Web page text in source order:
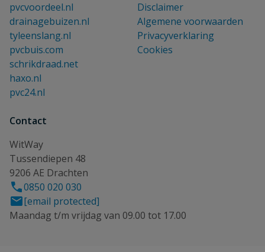
pvcvoordeel.nl
drainagebuizen.nl
tyleenslang.nl
pvcbuis.com
schrikdraad.net
haxo.nl
pvc24.nl
Disclaimer
Algemene voorwaarden
Privacyverklaring
Cookies
Contact
WitWay
Tussendiepen 48
9206 AE Drachten
0850 020 030
[email protected]
Maandag t/m vrijdag van 09.00 tot 17.00